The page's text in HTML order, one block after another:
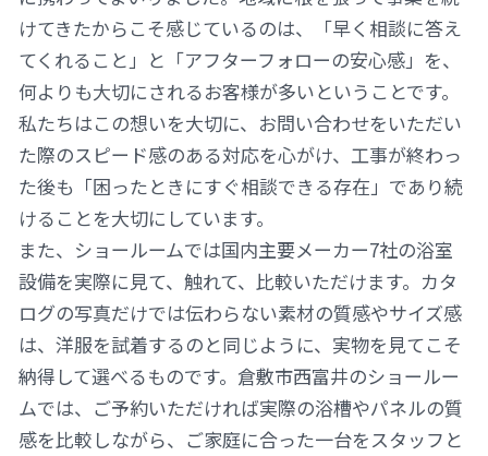
けてきたからこそ感じているのは、「早く相談に答え
てくれること」と「アフターフォローの安心感」を、
何よりも大切にされるお客様が多いということです。
私たちはこの想いを大切に、お問い合わせをいただい
た際のスピード感のある対応を心がけ、工事が終わっ
た後も「困ったときにすぐ相談できる存在」であり続
けることを大切にしています。
また、ショールームでは国内主要メーカー7社の浴室
設備を実際に見て、触れて、比較いただけます。カタ
ログの写真だけでは伝わらない素材の質感やサイズ感
は、洋服を試着するのと同じように、実物を見てこそ
納得して選べるものです。倉敷市西富井のショールー
ムでは、ご予約いただければ実際の浴槽やパネルの質
感を比較しながら、ご家庭に合った一台をスタッフと